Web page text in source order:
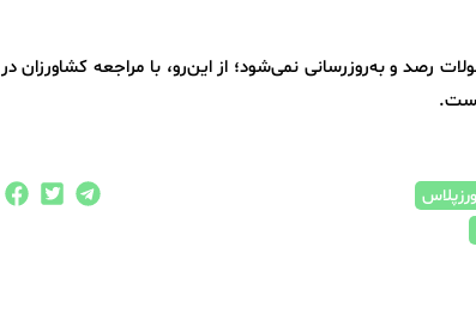
رصد و به‌روزرسانی نمی‌شود؛ از این‌رو، با مراجعه کشاورزان در